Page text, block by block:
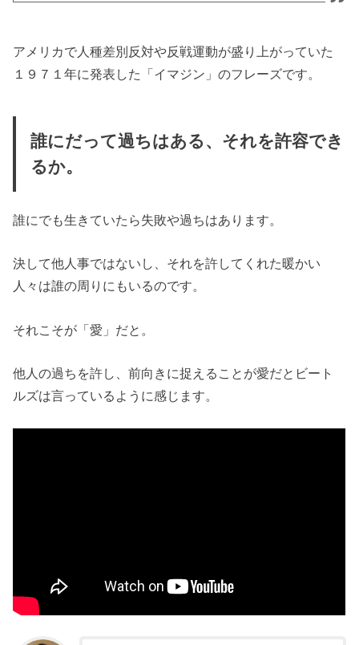
アメリカで人種差別反対や反戦運動が盛り上がっていた
１９７１年に発表した「イマジン」のフレーズです。
誰にだって過ちはある、それを許容でき
るか。
誰にでも生きていたら失敗や過ちはあります。
決して他人事ではないし、それを許してくれた暖かい
人々は誰の周りにもいるのです。
それこそが「愛」だと。
他人の過ちを許し、前向きに捉えることが愛だとビート
ルズは言っているように感じます。